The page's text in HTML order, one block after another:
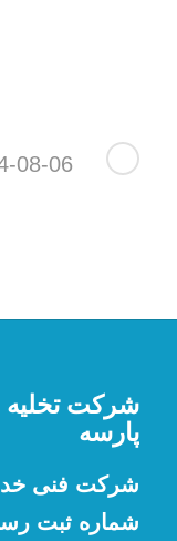
08-06
شرکت تخلیه
پارسه
شرکت فنی
شماره ثبت رسمی